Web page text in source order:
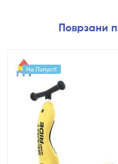
Поврзани
На Попуст!